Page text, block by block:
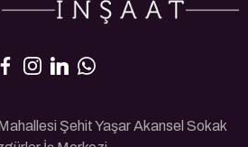
Şehit Yaşar Akansel Sokak